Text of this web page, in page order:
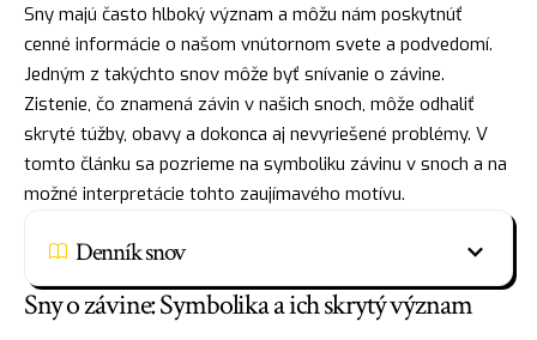
Sny majú často hlboký význam a môžu nám poskytnúť
cenné informácie o našom vnútornom svete a podvedomí.
Jedným z takýchto snov môže byť snívanie o závine.
Zistenie, čo znamená závin v našich snoch, môže odhaliť
skryté túžby, obavy a dokonca aj nevyriešené problémy. V
tomto článku sa pozrieme na symboliku závinu v snoch a na
možné interpretácie tohto zaujímavého motívu.
Denník snov
Sny o závine: Symbolika a ich skrytý význam